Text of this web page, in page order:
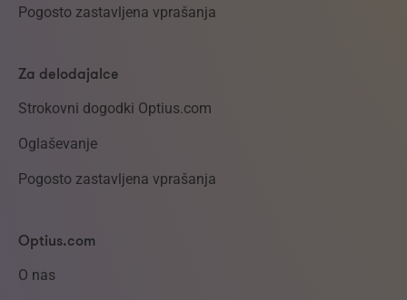
Pogosto zastavljena vprašanja
Za delodajalce
Strokovni dogodki Optius.com
Oglaševanje
Pogosto zastavljena vprašanja
Optius.com
O nas